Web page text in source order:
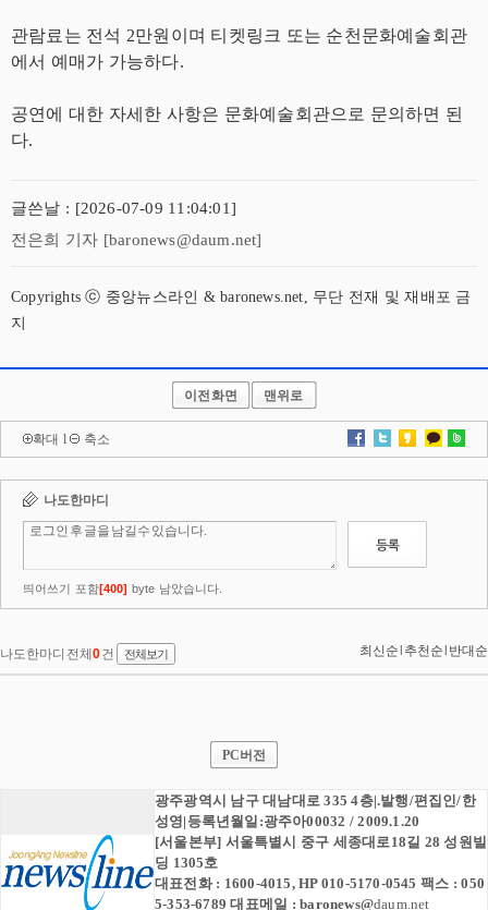
관람료는 전석 2만원이며 티켓링크 또는 순천문화예술회관
에서 예매가 가능하다.
공연에 대한 자세한 사항은 문화예술회관으로 문의하면 된
다.
글쓴날 : [2026-07-09 11:04:01]
전은희 기자 [baronews@daum.net]
Copyrights ⓒ 중앙뉴스라인 & baronews.net, 무단 전재 및 재배포 금
지
이전화면 맨위로
확대 l 축소
PC버전
광주광역시 남구 대남대로 335 4층|.발행/편집인/한
성영|등록년월일:광주아00032 / 2009.1.20
[서울본부] 서울특별시 중구 세종대로18길 28 성원빌
딩 1305호
대표전화 : 1600-4015, HP 010-5170-0545 팩스 : 050
5-353-6789 대표메일 :baronews@daum.net